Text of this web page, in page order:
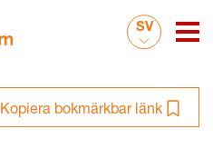
SV
Kopiera bokmärkbar länk